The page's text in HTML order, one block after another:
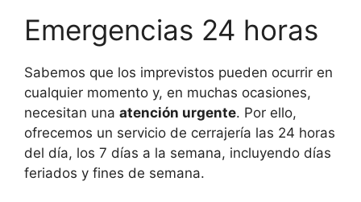
Emergencias 24 horas
Sabemos que los imprevistos pueden ocurrir en
cualquier momento y, en muchas ocasiones,
necesitan una atención urgente. Por ello,
ofrecemos un servicio de cerrajería las 24 horas
del día, los 7 días a la semana, incluyendo días
feriados y fines de semana.